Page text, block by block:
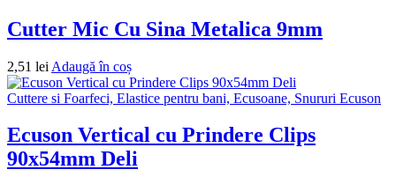
Cutter Mic Cu Sina Metalica 9mm
2,51 lei Adaugă în coș
Cuttere si Foarfeci, Elastice pentru bani, Ecusoane, Snururi Ecuson
Ecuson Vertical cu Prindere Clips
90x54mm Deli